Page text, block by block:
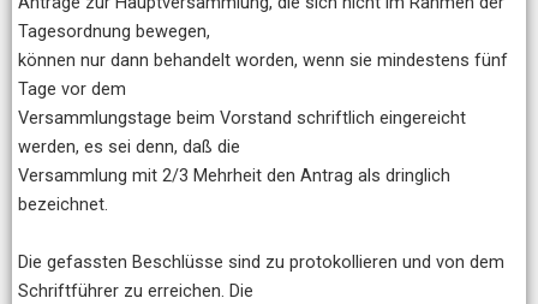
Tagesordnung bewegen,
können nur dann behandelt worden, wenn sie mindestens fünf
Tage vor dem
Versammlungstage beim Vorstand schriftlich eingereicht
werden, es sei denn, daß die
Versammlung mit 2/3 Mehrheit den Antrag als dringlich
bezeichnet.
Die gefassten Beschlüsse sind zu protokollieren und von dem
Schriftführer zu erreichen. Die